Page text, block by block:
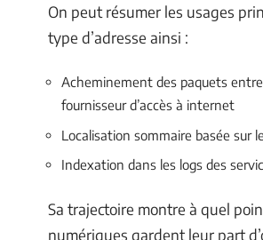
On peut résumer les usages
type d’adresse ainsi :
Acheminement des paquets
fournisseur d’accès à internet
Localisation sommaire basée sur
Indexation dans les logs des
Sa trajectoire montre à quel
numériques gardent leur part